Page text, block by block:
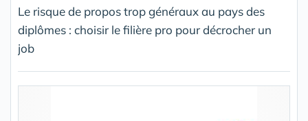
Le risque de propos trop généraux au pays des
diplômes : choisir le filière pro pour décrocher un
job